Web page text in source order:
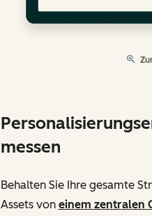
messen
Behalten Sie Ihre gesamte
Assets von einem zentralen